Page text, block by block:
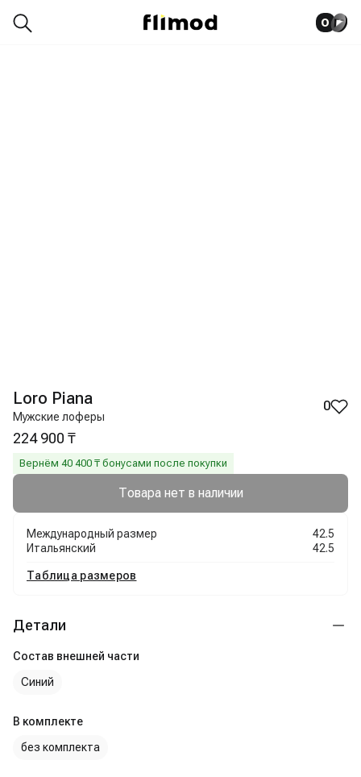
0
Loro Piana
Мужские лоферы
0
224 900 ₸
Вернём 40 400 ₸ бонусами после покупки
Товара нет в наличии
Международный размер
42.5
Итальянский
42.5
Таблица размеров
Детали
Состав внешней части
Синий
В комплекте
без комплекта